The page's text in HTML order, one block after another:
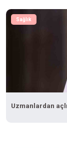
Sağlık
Uzmanlardan